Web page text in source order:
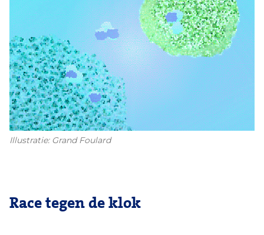
Illustratie: Grand Foulard
Race tegen de klok